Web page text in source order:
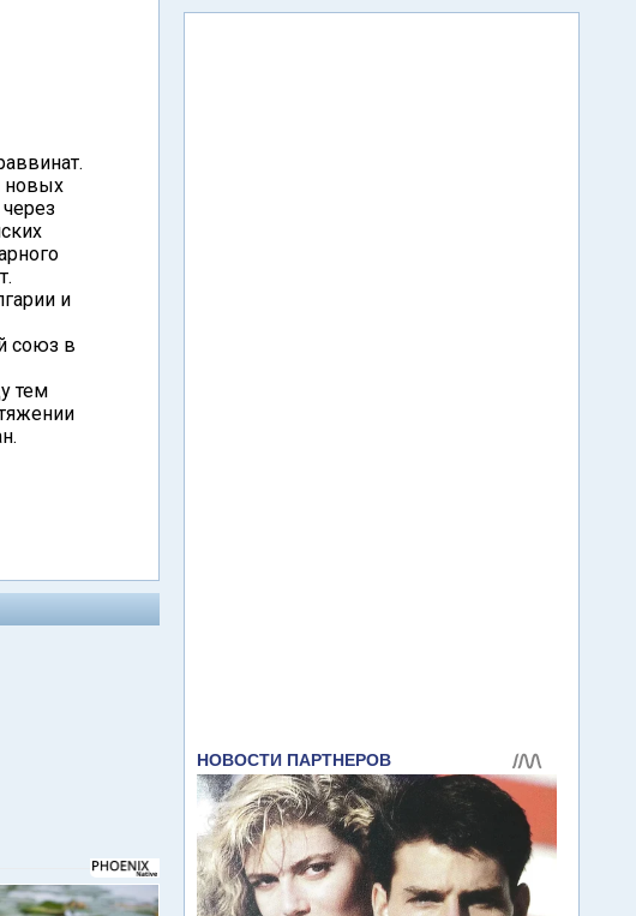
новых
и
союз в
тем